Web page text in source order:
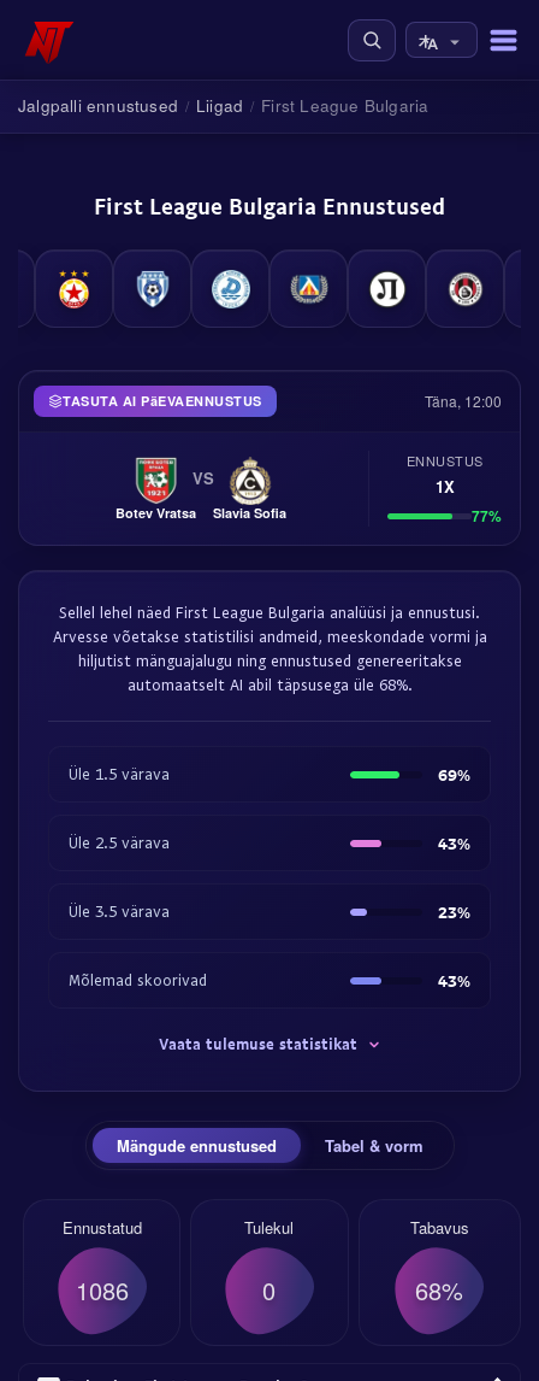
Jalgpalli ennustused / Liigad / First League Bulgaria
First League Bulgaria Ennustused
TASUTA AI PäEVAENNUSTUS Täna, 12:00
Botev Vratsa
VS
Slavia Sofia
ENNUSTUS
1X
77%
Sellel lehel näed First League Bulgaria analüüsi ja ennustusi.
Arvesse võetakse statistilisi andmeid, meeskondade vormi ja
hiljutist mänguajalugu ning ennustused genereeritakse
automaatselt AI abil täpsusega üle 68%.
Üle 1.5 värava 69%
Üle 2.5 värava 43%
Üle 3.5 värava 23%
Mõlemad skoorivad 43%
Vaata tulemuse statistikat
Mängude ennustused Tabel & vorm
Ennustatud
1086
Tulekul
0
Tabavus
68%